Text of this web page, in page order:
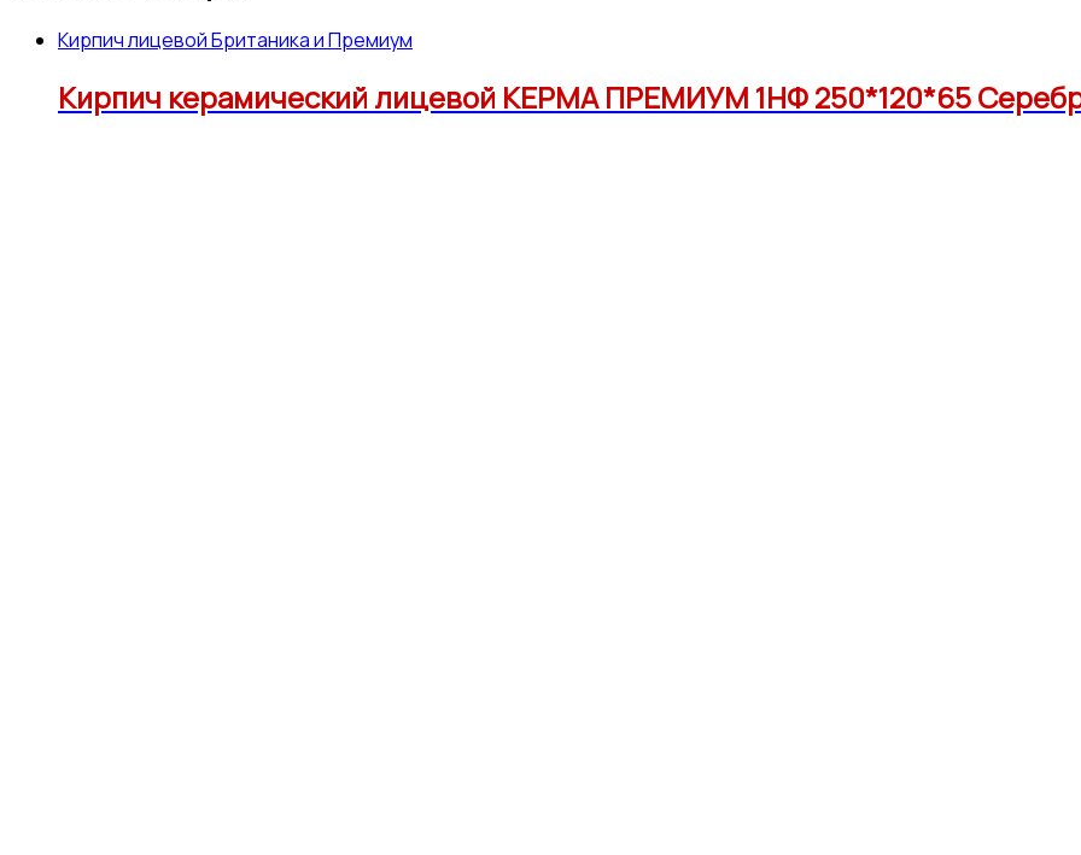
Кирпич лицевой Британика и Премиум
Кирпич керамический лицевой КЕРМА ПРЕМИУМ 1НФ 250*120*65